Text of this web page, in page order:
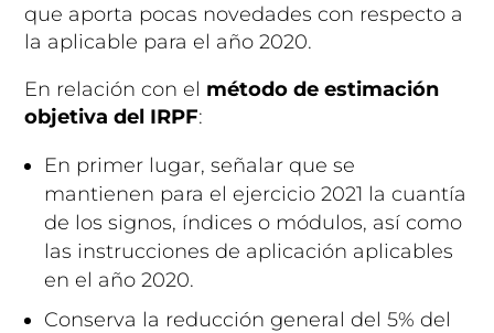
que aporta pocas novedades con respecto a
la aplicable para el año 2020.
En relación con el método de estimación
objetiva del IRPF:
En primer lugar, señalar que se
mantienen para el ejercicio 2021 la cuantía
de los signos, índices o módulos, así como
las instrucciones de aplicación aplicables
en el año 2020.
Conserva la reducción general del 5% del